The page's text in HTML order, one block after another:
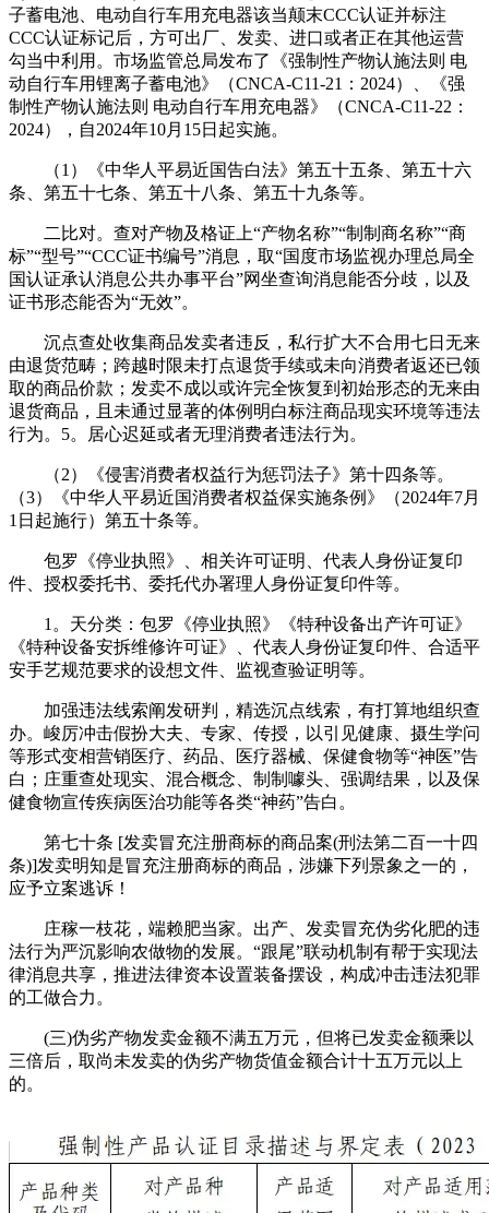
子蓄电池、电动自行车用充电器该当颠末CCC认证并标注
CCC认证标记后，方可出厂、发卖、进口或者正在其他运营
勾当中利用。市场监管总局发布了《强制性产物认施法则 电
动自行车用锂离子蓄电池》（CNCA-C11-21：2024）、《强
制性产物认施法则 电动自行车用充电器》（CNCA-C11-22：
2024），自2024年10月15日起实施。
（1）《中华人平易近国告白法》第五十五条、第五十六
条、第五十七条、第五十八条、第五十九条等。
二比对。查对产物及格证上“产物名称”“制制商名称”“商
标”“型号”“CCC证书编号”消息，取“国度市场监视办理总局全
国认证承认消息公共办事平台”网坐查询消息能否分歧，以及
证书形态能否为“无效”。
沉点查处收集商品发卖者违反，私行扩大不合用七日无来
由退货范畴；跨越时限未打点退货手续或未向消费者返还已领
取的商品价款；发卖不成以或许完全恢复到初始形态的无来由
退货商品，且未通过显著的体例明白标注商品现实环境等违法
行为。5。居心迟延或者无理消费者违法行为。
（2）《侵害消费者权益行为惩罚法子》第十四条等。
（3）《中华人平易近国消费者权益保实施条例》（2024年7月
1日起施行）第五十条等。
包罗《停业执照》、相关许可证明、代表人身份证复印
件、授权委托书、委托代办署理人身份证复印件等。
1。天分类：包罗《停业执照》《特种设备出产许可证》
《特种设备安拆维修许可证》、代表人身份证复印件、合适平
安手艺规范要求的设想文件、监视查验证明等。
加强违法线索阐发研判，精选沉点线索，有打算地组织查
办。峻厉冲击假扮大夫、专家、传授，以引见健康、摄生学问
等形式变相营销医疗、药品、医疗器械、保健食物等“神医”告
白；庄重查处现实、混合概念、制制噱头、强调结果，以及保
健食物宣传疾病医治功能等各类“神药”告白。
第七十条 [发卖冒充注册商标的商品案(刑法第二百一十四
条)]发卖明知是冒充注册商标的商品，涉嫌下列景象之一的，
应予立案逃诉！
庄稼一枝花，端赖肥当家。出产、发卖冒充伪劣化肥的违
法行为严沉影响农做物的发展。“跟尾”联动机制有帮于实现法
律消息共享，推进法律资本设置装备摆设，构成冲击违法犯罪
的工做合力。
(三)伪劣产物发卖金额不满五万元，但将已发卖金额乘以
三倍后，取尚未发卖的伪劣产物货值金额合计十五万元以上
的。